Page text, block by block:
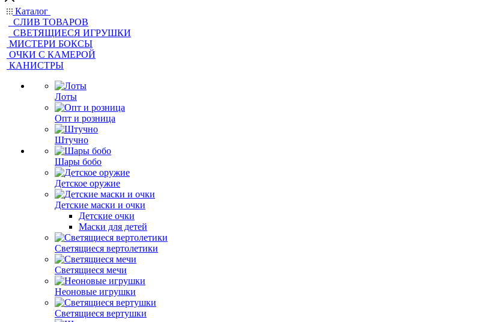
Каталог
CЛИВ ТОВАРОВ
СВЕТЯЩИЕСЯ ИГРУШКИ
МИСТЕРИ БОКСЫ
ОЧКИ С КАМЕРОЙ
КАНИСТРЫ
Лоты
Опт и розница
Штучно
Шары бобо
Детское оружие
Детские маски и очки
Детские очки
Маски для детей
Светящиеся вертолетики
Светящиеся мечи
Неоновые игрушки
Светящиеся вертушки